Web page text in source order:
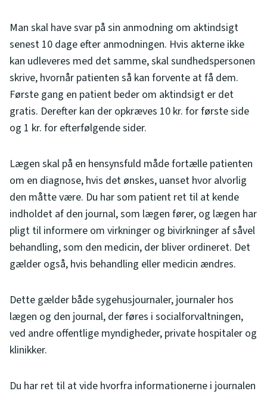
Man skal have svar på sin anmodning om aktindsigt
senest 10 dage efter anmodningen. Hvis akterne ikke
kan udleveres med det samme, skal sundhedspersonen
skrive, hvornår patienten så kan forvente at få dem.
Første gang en patient beder om aktindsigt er det
gratis. Derefter kan der opkræves 10 kr. for første side
og 1 kr. for efterfølgende sider.
Lægen skal på en hensynsfuld måde fortælle patienten
om en diagnose, hvis det ønskes, uanset hvor alvorlig
den måtte være. Du har som patient ret til at kende
indholdet af den journal, som lægen fører, og lægen har
pligt til informere om virkninger og bivirkninger af såvel
behandling, som den medicin, der bliver ordineret. Det
gælder også, hvis behandling eller medicin ændres.
Dette gælder både sygehusjournaler, journaler hos
lægen og den journal, der føres i socialforvaltningen,
ved andre offentlige myndigheder, private hospitaler og
klinikker.
Du har ret til at vide hvorfra informationerne i journalen